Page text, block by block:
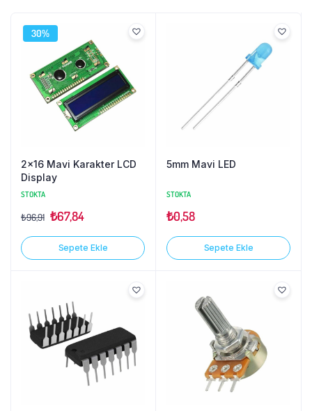
30%
2×16 Mavi Karakter LCD
Display
STOKTA
₺96,91 ₺67,84
Sepete Ekle
5mm Mavi LED
STOKTA
₺0,58
Sepete Ekle